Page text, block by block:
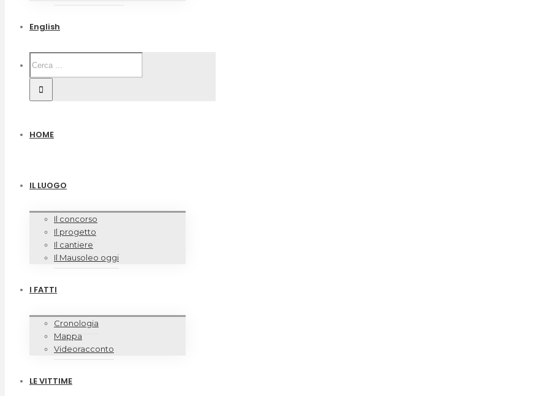
English
HOME
IL LUOGO
Il concorso
Il progetto
Il cantiere
Il Mausoleo oggi
I FATTI
Cronologia
Mappa
Videoracconto
LE VITTIME